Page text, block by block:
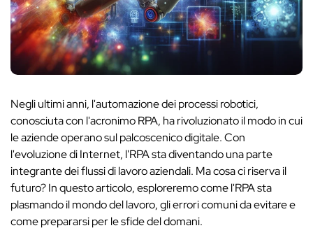
Negli ultimi anni, l'automazione dei processi robotici,
conosciuta con l'acronimo RPA, ha rivoluzionato il modo in cui
le aziende operano sul palcoscenico digitale. Con
l'evoluzione di Internet, l'RPA sta diventando una parte
integrante dei flussi di lavoro aziendali. Ma cosa ci riserva il
futuro? In questo articolo, esploreremo come l'RPA sta
plasmando il mondo del lavoro, gli errori comuni da evitare e
come prepararsi per le sfide del domani.